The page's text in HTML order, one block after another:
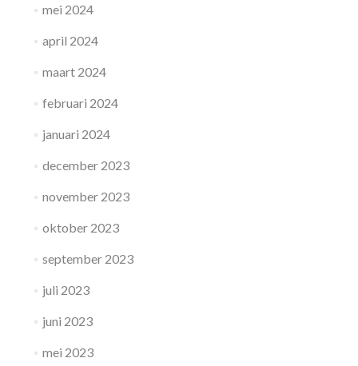
mei 2024
april 2024
maart 2024
februari 2024
januari 2024
december 2023
november 2023
oktober 2023
september 2023
juli 2023
juni 2023
mei 2023